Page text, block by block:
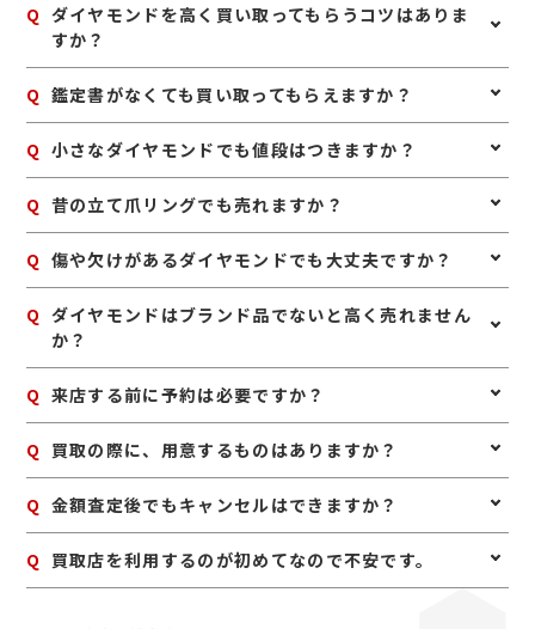
A 博多駅より電車をご利用の方は、地下鉄貝塚線、馬出九
大病院前駅から5番出口より国道3号線に行き、浜松町の
バス停からバスに乗り馬出三丁目にて下車。博多駅より
ゆめタウン博多行きに乗りゆめタウン博多バス停を下
車。ジュエルカフェは緑のゾーン1階ユニクロの傍にご
ざいます。赤い看板が目印です。
Q ダイヤモンドを高く買い取ってもらうコツはありま
すか？
A ダイヤモンドは、鑑定書や購入時の付属品が残っていれ
認もしやすくなります。無理にお手入れをする必要はあ
りませんが、保管中のホコリなどを軽く落としておく
と、状態確認がスムーズです。
Q 鑑定書がなくても買い取ってもらえますか？
A はい、鑑定書がなくても査定可能です。ダイヤモンドの
Q 小さなダイヤモンドでも値段はつきますか？
A はい、小さなダイヤモンドでもお値段がつく場合があり
Q 昔の立て爪リングでも売れますか？
A はい、昔ながらの立て爪デザインのリングも買取対象で
Q 傷や欠けがあるダイヤモンドでも大丈夫ですか？
A 状態によって査定額は変わりますが、傷や欠けがあって
も査定できる場合があります。使用感のあるお品物で
Q ダイヤモンドはブランド品でないと高く売れません
か？
A いいえ、ノーブランドでも査定可能です。ブランドジュ
Q 来店する前に予約は必要ですか？
A 予約は必要ありませんのでいつでもお越しいただけます
すとスムーズにご案内できます。
Q 買取の際に、用意するものはありますか？
A はい。身分証明書(運転免許証、マイナンバーカード、
Q 金額査定後でもキャンセルはできますか？
A お値段にご満足いただけない場合は、もちろんキャンセ
Q 買取店を利用するのが初めてなので不安です。